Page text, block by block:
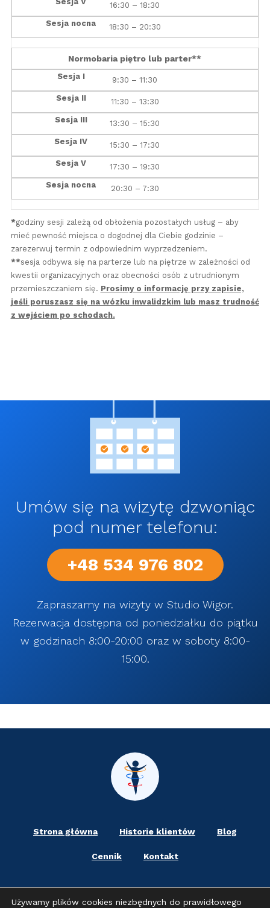
16:30 – 18:30
18:30 – 20:30
Normobaria piętro lub parter**
9:30 – 11:30
11:30 – 13:30
13:30 – 15:30
15:30 – 17:30
17:30 – 19:30
20:30 – 7:30
*godziny sesji zależą od obłożenia pozostałych usług – aby
mieć pewność miejsca o dogodnej dla Ciebie godzinie –
zarezerwuj termin z odpowiednim wyprzedzeniem.
**sesja odbywa się na parterze lub na piętrze w zależności od
kwestii organizacyjnych oraz obecności osób z utrudnionym
przemieszczaniem się. Prosimy o informację przy zapisie,
jeśli poruszasz się na wózku inwalidzkim lub masz trudność
z wejściem po schodach.
Umów się na wizytę dzwoniąc
pod numer telefonu:
+48 534 976 802
Zapraszamy na wizyty w Studio Wigor.
Rezerwacja dostępna od poniedziałku do piątku
w godzinach 8:00-20:00 oraz w soboty 8:00-
15:00.
Strona główna Historie klientów Blog
Cennik Kontakt
Jasło Strzyżów Sanok Gorlice
Używamy plików cookies niezbędnych do prawidłowego